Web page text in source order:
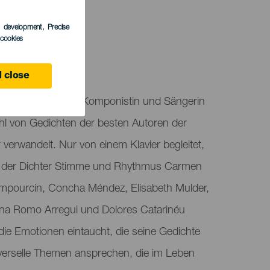
development, Precise
close
hat die Pianistin, Komponistin und Sängerin
von Gedichten der besten Autoren der
Nur von einem Klavier begleitet,
Dichter Stimme und Rhythmus Carmen
Concha Méndez, Elisabeth Mulder,
Romo Arregui und Dolores Catarinéu
Emotionen eintaucht, die seine Gedichte
Themen ansprechen, die im Leben